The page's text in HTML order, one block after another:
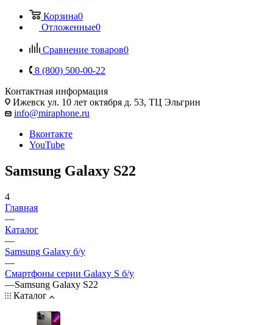
Корзина0
Отложенные0
Сравнение товаров0
8 (800) 500-00-22
Контактная информация
Ижевск ул. 10 лет октября д. 53, ТЦ Эльгрин
info@miraphone.ru
Вконтакте
YouTube
Samsung Galaxy S22
4
Главная
—
Каталог
—
Samsung Galaxy б/у
—
Смартфоны серии Galaxy S б/у
—Samsung Galaxy S22
Каталог